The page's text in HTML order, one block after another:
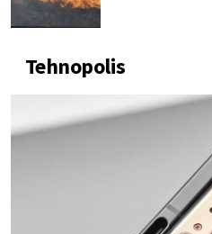
Tehnopolis